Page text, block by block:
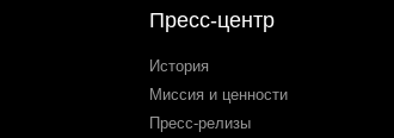
Пресс-центр
История
Миссия и ценности
Пресс-релизы